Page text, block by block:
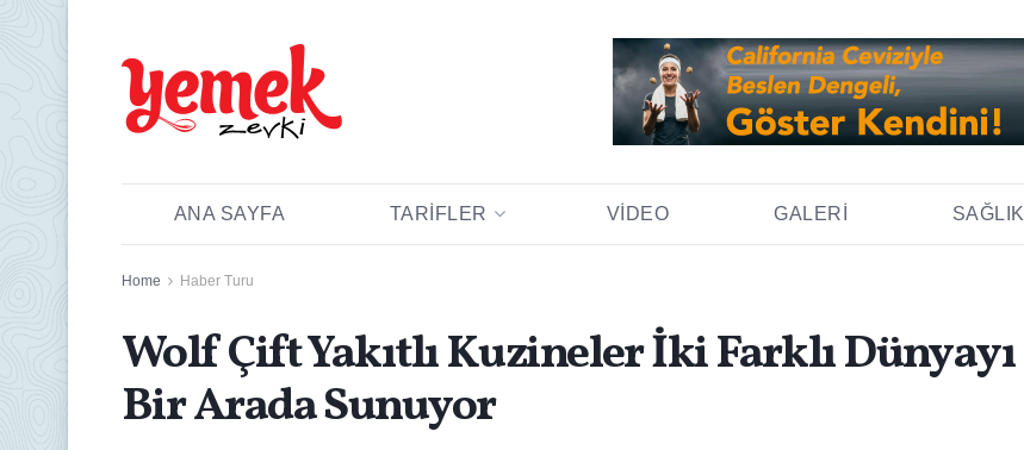
ANA SAYFA TARIFLER VIDEO GALERI SAĞLIK
Home Haber Turu
Wolf Çift Yakıtlı Kuzineler İki Farklı Dünyayı
Bir Arada Sunuyor